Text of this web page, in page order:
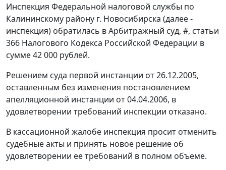
Инспекция Федеральной налоговой службы по
Калининскому району г. Новосибирска (далее -
инспекция) обратилась в Арбитражный суд, #, статьи
366 Налогового Кодекса Российской Федерации в
сумме 42 000 рублей.
Решением суда первой инстанции от 26.12.2005,
оставленным без изменения постановлением
апелляционной инстанции от 04.04.2006, в
удовлетворении требований инспекции отказано.
В кассационной жалобе инспекция просит отменить
судебные акты и принять новое решение об
удовлетворении ее требований в полном объеме.